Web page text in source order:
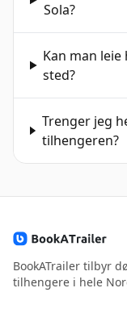
Sola?
Kan man
sted?
Trenger jeg
tilhengeren?
BookATrailer tilbyr
tilhengere i hele